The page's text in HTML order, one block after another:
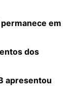
em
dos
apresentou